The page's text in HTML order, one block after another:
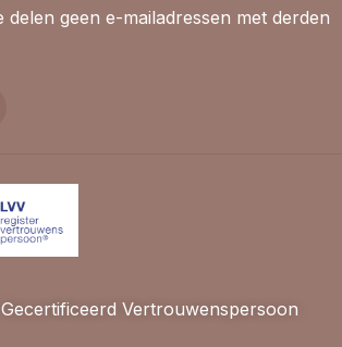
delen geen e-mailadressen met derden
Vertrouwenspersoon